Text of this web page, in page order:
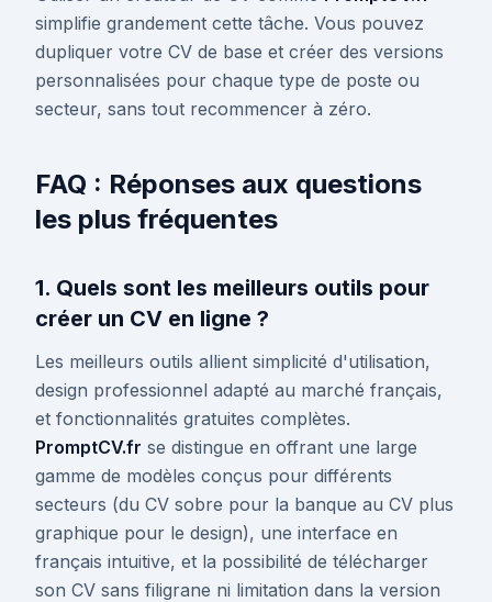
simplifie grandement cette tâche. Vous pouvez
dupliquer votre CV de base et créer des versions
personnalisées pour chaque type de poste ou
secteur, sans tout recommencer à zéro.
FAQ : Réponses aux questions
les plus fréquentes
1. Quels sont les meilleurs outils pour
créer un CV en ligne ?
Les meilleurs outils allient simplicité d'utilisation,
design professionnel adapté au marché français,
et fonctionnalités gratuites complètes.
PromptCV.fr se distingue en offrant une large
gamme de modèles conçus pour différents
secteurs (du CV sobre pour la banque au CV plus
graphique pour le design), une interface en
français intuitive, et la possibilité de télécharger
son CV sans filigrane ni limitation dans la version